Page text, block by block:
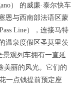
） 的威廉·泰尔快车
恩与西南部法语区蒙
Line），连接马特
温泉度假区圣莫里茨
景观列车拥有一直延
美丽的风光。它们的
一点钱提前预定座